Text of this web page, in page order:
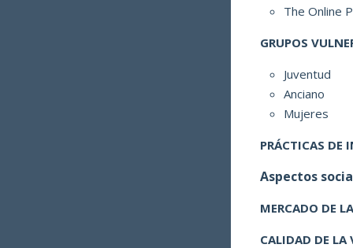
The Online
GRUPOS
Juventud
Anciano
Mujeres
PRÁCTICAS DE
Aspectos
MERCADO DE
CALIDAD DE LA